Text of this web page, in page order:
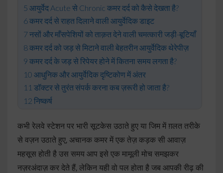
आयुर्वेद Acute से Chronic कमर दर्द को कैसे देखता है?
कमर दर्द से राहत दिलाने वाली आयुर्वेदिक डाइट
नसों और माँसपेशियों को ताक़त देने वाली चमत्कारी जड़ी-बूटियाँ
कमर दर्द को जड़ से मिटाने वाली बेहतरीन आयुर्वेदिक थेरेपीज़
कमर दर्द के जड़ से रिपेयर होने में कितना समय लगता है?
आधुनिक और आयुर्वेदिक दृष्टिकोण में अंतर
डॉक्टर से तुरंत संपर्क करना कब ज़रूरी हो जाता है?
निष्कर्ष
कभी रेलवे स्टेशन पर भारी सूटकेस उठाते हुए या जिम में ग़लत तरीके
से वज़न उठाते हुए, अचानक कमर में एक तेज़ कड़क सी आवाज़
महसूस होती है उस समय आप इसे एक मामूली मोच समझकर
नज़रअंदाज़ कर देते हैं, लेकिन यही वो पल होता है जब आपकी रीढ़ की